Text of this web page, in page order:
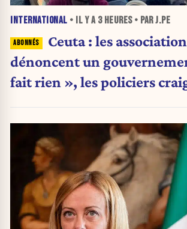
INTERNATIONAL • IL Y A 3 HEURES• PAR J.PE
Ceuta : les
dénoncent un
fait rien », les policiers